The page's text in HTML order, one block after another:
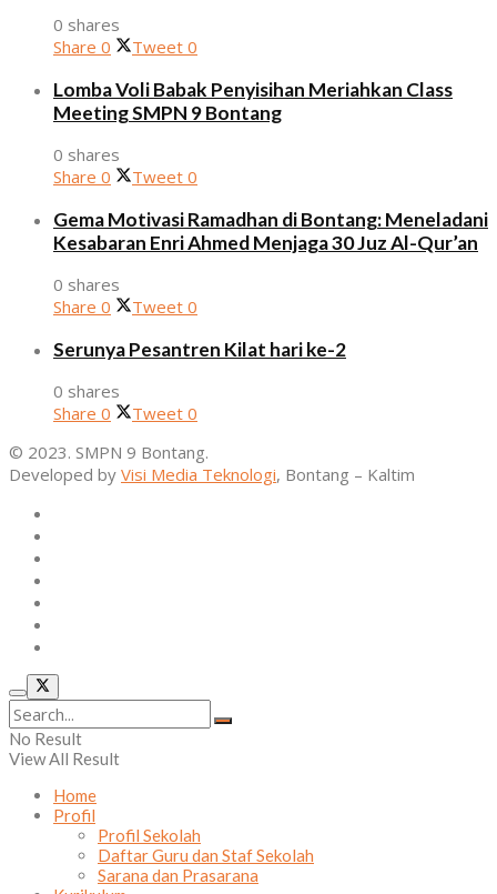
0 shares
Share 0 Tweet 0
Lomba Voli Babak Penyisihan Meriahkan Class
Meeting SMPN 9 Bontang
0 shares
Share 0 Tweet 0
Gema Motivasi Ramadhan di Bontang: Meneladani
Kesabaran Enri Ahmed Menjaga 30 Juz Al-Qur’an
0 shares
Share 0 Tweet 0
Serunya Pesantren Kilat hari ke-2
0 shares
Share 0 Tweet 0
© 2023. SMPN 9 Bontang.
Developed by Visi Media Teknologi, Bontang – Kaltim
No Result
View All Result
Home
Profil
Profil Sekolah
Daftar Guru dan Staf Sekolah
Sarana dan Prasarana